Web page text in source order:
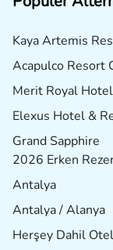
Kaya Artemis
Acapulco Resort
Merit Royal Hotel
Elexus Hotel &
Grand Sapphire
2026 Erken
Antalya
Antalya / Alanya
Herşey Dahil